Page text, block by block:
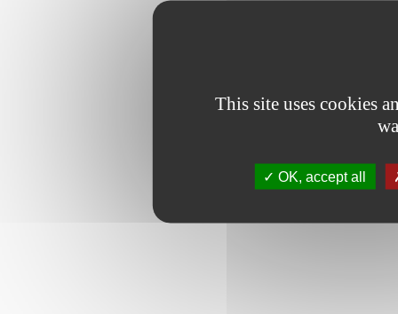
This site uses cookies
OK, accept all